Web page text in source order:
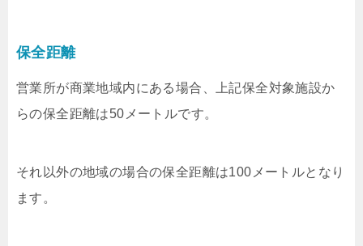
保全距離
営業所が商業地域内にある場合、上記保全対象施設か
らの保全距離は50メートルです。
それ以外の地域の場合の保全距離は100メートルとなり
ます。